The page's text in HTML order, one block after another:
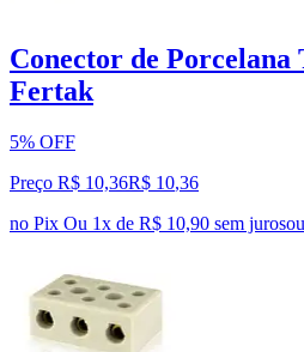
Conector de
Fertak
5% OFF
Preço R$ 10,36R$ 10,36
no Pix Ou 1x de R$ 10,90 sem jurosou